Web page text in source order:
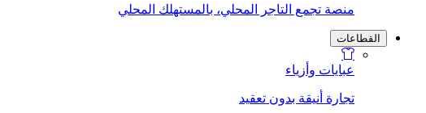
منصة تجمع التاجر المحلي، بالمستهلك المحلي
القطاعات
عبايات وأزياء
تجارة أنيقة بدون تعقيد